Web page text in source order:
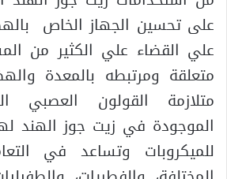
على تحسين الجهاز الخاص
علي القضاء علي الكثير من
متعلقة ومرتبطه بالمعدة
متلازمة القولون العصبي
الموجودة في زيت جوز الهند
للميكروبات وتساعد في